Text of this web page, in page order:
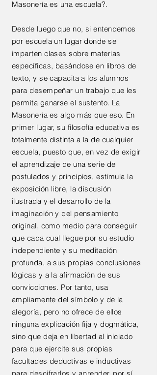
Masonería es una escuela?.
Desde luego que no, si entendemos
por escuela un lugar donde se
imparten clases sobre materias
específicas, basándose en libros de
texto, y se capacita a los alumnos
para desempeñar un trabajo que les
permita ganarse el sustento. La
Masonería es algo más que eso. En
primer lugar, su filosofía educativa es
totalmente distinta a la de cualquier
escuela, puesto que, en vez de exigir
el aprendizaje de una serie de
postulados y principios, estimula la
exposición libre, la discusión
ilustrada y el desarrollo de la
imaginación y del pensamiento
original, como medio para conseguir
que cada cual llegue por su estudio
independiente y su meditación
profunda, a sus propias conclusiones
lógicas y a la afirmación de sus
convicciones. Por tanto, usa
ampliamente del símbolo y de la
alegoría, pero no ofrece de ellos
ninguna explicación fija y dogmática,
sino que deja en libertad al iniciado
para que ejercite sus propias
facultades deductivas e inductivas